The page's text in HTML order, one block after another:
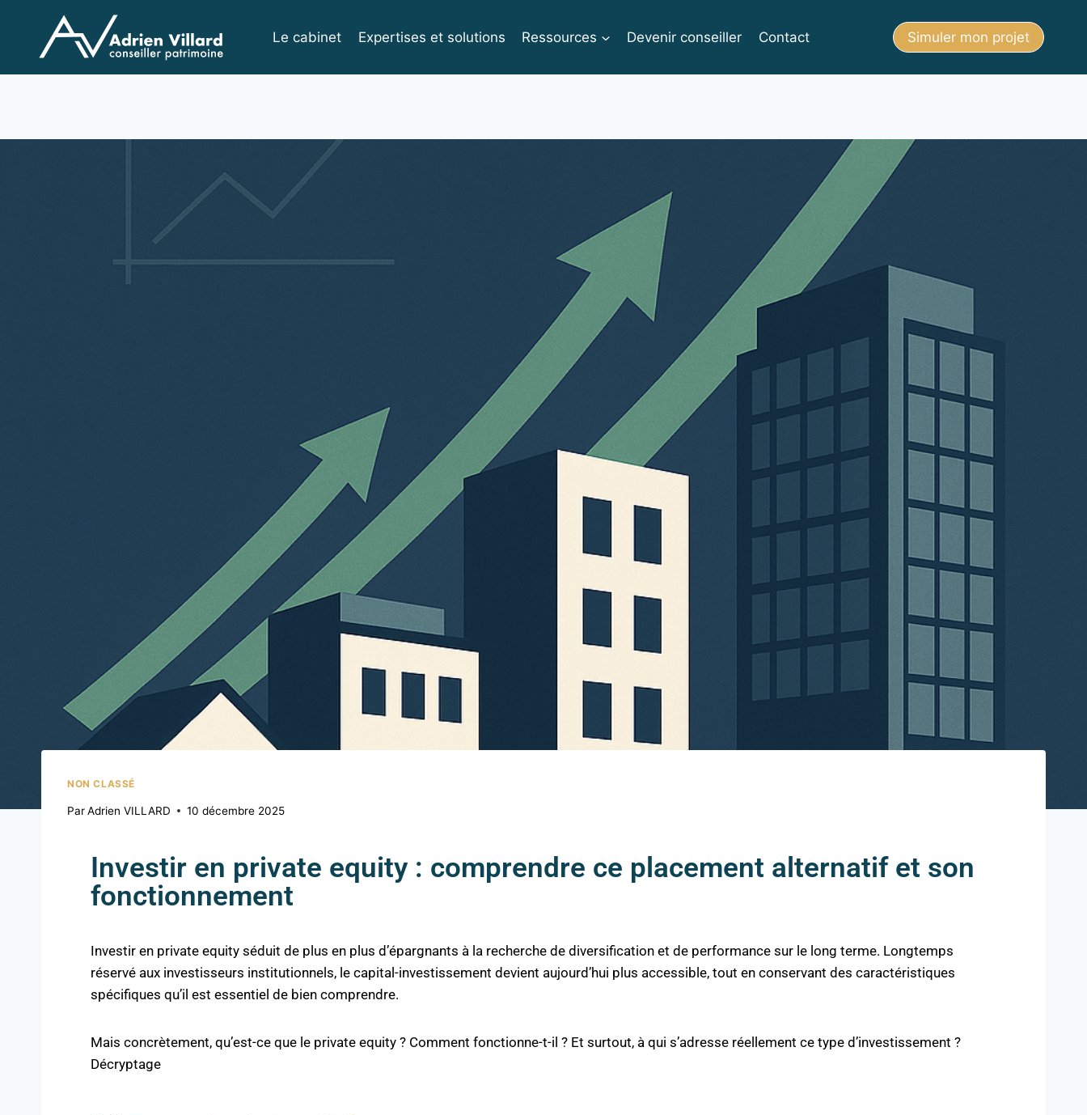
Le cabinet Expertises et solutions Ressources Devenir conseiller Contact Simuler mon projet
NON CLASSÉ
ParAdrien VILLARD 10 décembre 2025
Investir en private equity : comprendre ce placement alternatif et son
fonctionnement
Investir en private equity séduit de plus en plus d’épargnants à la recherche de diversification et de performance sur le long terme. Longtemps
réservé aux investisseurs institutionnels, le capital-investissement devient aujourd’hui plus accessible, tout en conservant des caractéristiques
spécifiques qu’il est essentiel de bien comprendre.
Mais concrètement, qu’est-ce que le private equity ? Comment fonctionne-t-il ? Et surtout, à qui s’adresse réellement ce type d’investissement ?
Décryptage